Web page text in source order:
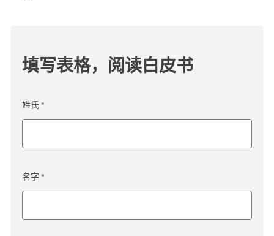
填写表格，阅读白皮书
姓氏 *
名字 *